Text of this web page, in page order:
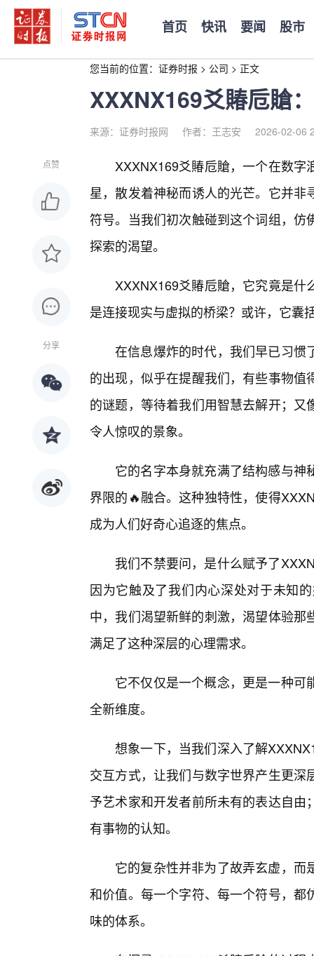
首页 快讯 要闻 股市
您当前的位置： 证券时报 > 公司 > 正文
XXXNX169爻賰卮賶
来源：证券时报网 作者：王志安 2026-02-06
点赞
分享
XXXNX169爻賰卮賶，一个在数
星，散发着神秘而诱人的光芒。它并
符号。当我们初次触碰到这个词组，
探索的渴望。
XXXNX169爻賰卮賶，它究竟是
是连接现实与虚拟的桥梁？或许，它囊
在信息爆炸的时代，我们早已习惯
的出现，似乎在提醒我们，有些事物
的谜题，等待着我们用智慧去解开；
令人惊叹的景象。
它的名字本身就充满了结构感与
界限的🔥融合。这种独特性，使得
成为人们好奇心追逐的焦点。
我们不禁要问，是什么赋予了
因为它触及了我们内心深处对于未知
中，我们渴望新鲜的刺激，渴望体验
满足了这种深层的心理需求。
它不仅仅是一个概念，更是一种
全新维度。
想象一下，当我们深入了解
交互方式，让我们与数字世界产生更
予艺术家和开发者前所未有的表达自
有事物的认知。
它的复杂性并非为了故弄玄虚，
和价值。每一个字符、每一个符号，
味的体系。